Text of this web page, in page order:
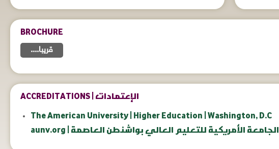
BROCHURE
....قريبا
ACCREDITATIONS | الإعتمادات
The American University | Higher Education | Washington, D.C
aunv.org | الجامعة الأمريكية للتعليم العالي بواشنطن العاصمة